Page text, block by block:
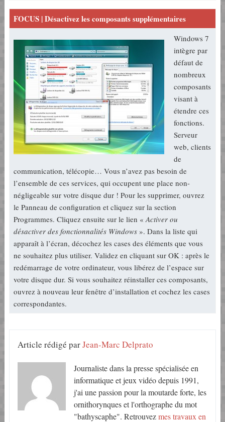
FOCUS | Désactivez les composants supplémentaires
Windows 7
intègre par
défaut de
nombreux
composants
visant à
étendre ces
fonctions.
Serveur
web, clients
de
communication, télécopie… Vous n’avez pas besoin de
l’ensemble de ces services, qui occupent une place non-
négligeable sur votre disque dur ! Pour les supprimer, ouvrez
le Panneau de configuration et cliquez sur la section
Programmes. Cliquez ensuite sur le lien «Activer ou
désactiver des fonctionnalités Windows». Dans la liste qui
apparaît à l’écran, décochez les cases des éléments que vous
ne souhaitez plus utiliser. Validez en cliquant sur OK : après le
redémarrage de votre ordinateur, vous libérez de l’espace sur
votre disque dur. Si vous souhaitez réinstaller ces composants,
ouvrez à nouveau leur fenêtre d’installation et cochez les cases
correspondantes.
Article rédigé parJean-Marc Delprato
Journaliste dans la presse spécialisée en
informatique et jeux vidéo depuis 1991,
j'ai une passion pour la moutarde forte, les
ornithorynques et l'orthographe du mot
"bathyscaphe". Retrouvezmes travaux en